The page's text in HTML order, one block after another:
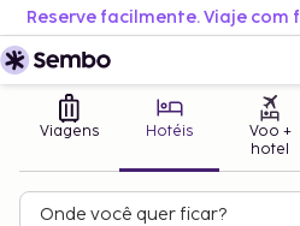
Viagens Hotéis
Voo +
hotel
Onde você quer ficar?